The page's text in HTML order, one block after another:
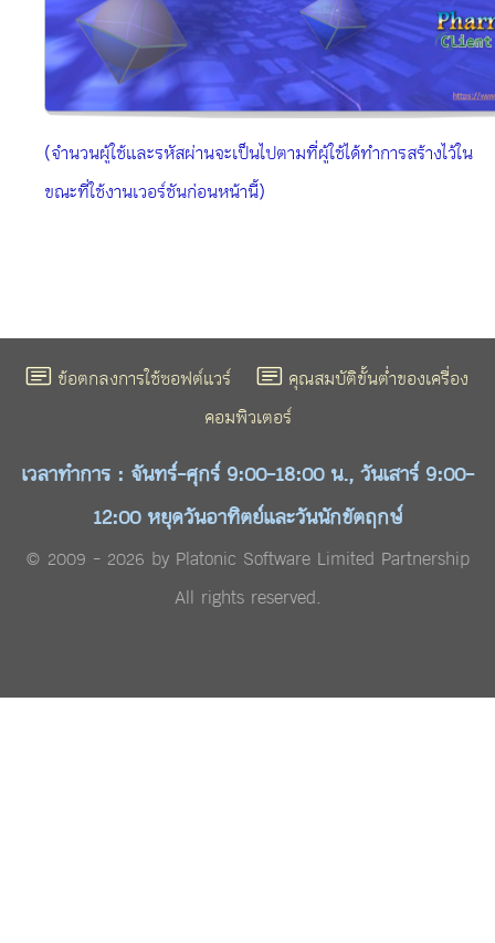
(จำนวนผู้ใช้และรหัสผ่านจะเป็นไปตามที่ผู้ใช้ได้ทำการสร้างไว้ใน
ขณะที่ใช้งานเวอร์ชันก่อนหน้านี้)
ข้อตกลงการใช้ซอฟต์แวร์
คุณสมบัติขั้นต่ำของเครื่อง
คอมพิวเตอร์
เวลาทำการ : จันทร์-ศุกร์ 9:00-18:00 น., วันเสาร์ 9:00-
12:00 หยุดวันอาทิตย์และวันนักขัตฤกษ์
© 2009 - 2026 by Platonic Software Limited Partnership
All rights reserved.